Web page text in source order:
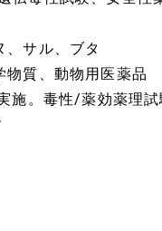
サル、ブタ
質、動物用医薬品
施。毒性/薬効薬理試